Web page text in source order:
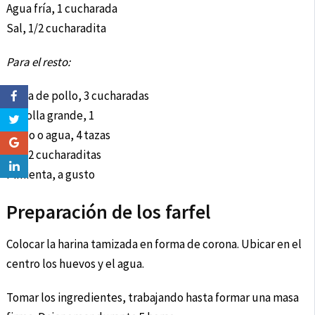
Agua fría, 1 cucharada
Sal, 1/2 cucharadita
Para el resto:
Grasa de pollo, 3 cucharadas
Cebolla grande, 1
Caldo o agua, 4 tazas
Sal, 2 cucharaditas
Pimienta, a gusto
Preparación de los farfel
Colocar la harina tamizada en forma de corona. Ubicar en el
centro los huevos y el agua.
Tomar los ingredientes, trabajando hasta formar una masa